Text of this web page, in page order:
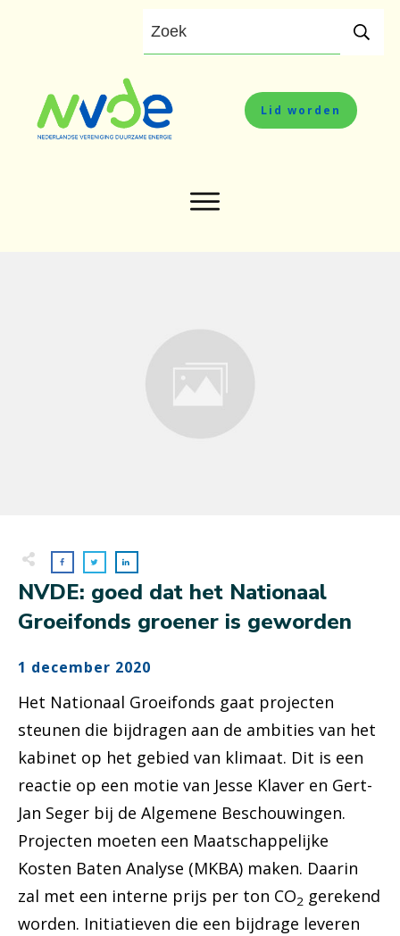
Lid worden
NVDE: goed dat het Nationaal
Groeifonds groener is geworden
1 december 2020
Het Nationaal Groeifonds gaat projecten
steunen die bijdragen aan de ambities van het
kabinet op het gebied van klimaat. Dit is een
reactie op een motie van Jesse Klaver en Gert-
Jan Seger bij de Algemene Beschouwingen.
Projecten moeten een Maatschappelijke
Kosten Baten Analyse (MKBA) maken. Daarin
zal met een interne prijs per ton CO2 gerekend
worden. Initiatieven die een bijdrage leveren